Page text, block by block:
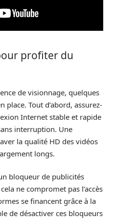
profiter du
de visionnage, quelques
place. Tout d’abord, assurez-
Internet stable et rapide
interruption. Une
la qualité HD des vidéos
longs.
bloqueur de publicités
ne compromet pas l’accès
se financent grâce à la
de désactiver ces bloqueurs